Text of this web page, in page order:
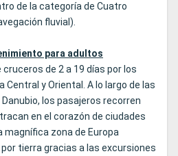
de la categoría de Cuatro
fluvial).
para adultos
cruceros de 2 a 19 días por los
Central y Oriental. A lo largo de las
Danubio, los pasajeros recorren
en el corazón de ciudades
zona de Europa
tierra gracias a las excursiones